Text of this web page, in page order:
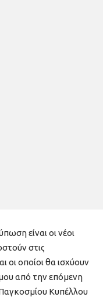
είναι οι νέοι
στις
οποίοι θα ισχύουν
από την επόμενη
Κυπέλλου